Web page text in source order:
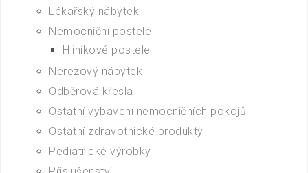
Lékařský nábytek
Nemocniční postele
Hliníkové postele
Nerezový nábytek
Odběrová křesla
Ostatní vybavení nemocničních pokojů
Ostatní zdravotnické produkty
Pediatrické výrobky